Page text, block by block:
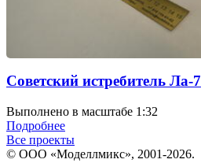
Советский истребитель Ла-7
Выполнено в масштабе 1:32
Подробнее
Все проекты
© ООО «Моделлмикс», 2001-2026.